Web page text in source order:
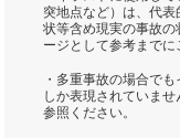
突地点など）は、代
状等含め現実の事故
ージとして参考までに
・多重事故の場合で
しか表現されていま
参照ください。